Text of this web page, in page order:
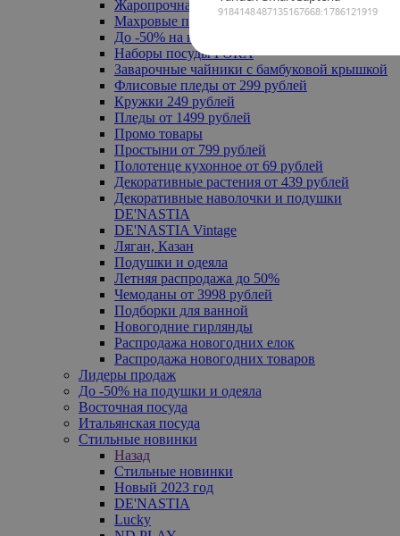
Жаропрочная посуда
Махровые полотенца
До -50% на ковры
Наборы посуды FORA
Заварочные чайники с бамбуковой крышкой
Флисовые пледы от 299 рублей
Кружки 249 рублей
Пледы от 1499 рублей
Промо товары
Простыни от 799 рублей
Полотенце кухонное от 69 рублей
Декоративные растения от 439 рублей
Декоративные наволочки и подушки
DE'NASTIA
DE'NASTIA Vintage
Ляган, Казан
Подушки и одеяла
Летняя распродажа до 50%
Чемоданы от 3998 рублей
Подборки для ванной
Новогодние гирлянды
Распродажа новогодних елок
Распродажа новогодних товаров
Лидеры продаж
До -50% на подушки и одеяла
Восточная посуда
Итальянская посуда
Стильные новинки
Назад
Стильные новинки
Новый 2023 год
DE'NASTIA
Lucky